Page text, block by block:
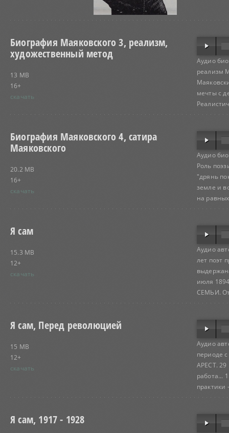
Биография Маяковского 3, реализм,
художественный метод
13 MB
16+
скачать
Аудио
реализм
мечты с
Биография Маяковского 4, сатира
Маяковского
20.2 MB
16+
скачать
Аудио
Роль
"дрянь
земле и
на
Я сам
15.3 MB
12+
скачать
Аудио
лет поэт
июля
СЕМЬИ.
Я сам, Перед революцией
15 MB
12+
скачать
Аудио
периоде
АРЕСТ. 29
работа...
практики
Я сам, 1917 - 1928